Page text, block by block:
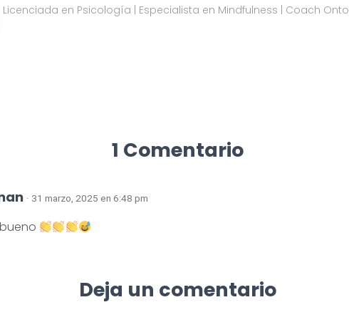
Licenciada en Psicología | Especialista en Mindfulness | Coach
1 Comentario
· 31 marzo, 2025 en 6:48 pm
Deja un comentario